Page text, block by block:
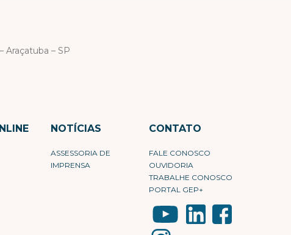
Araçatuba – SP
NOTÍCIAS
ASSESSORIA DE
IMPRENSA
CONTATO
FALE CONOSCO
OUVIDORIA
TRABALHE CONOSCO
PORTAL GEP+